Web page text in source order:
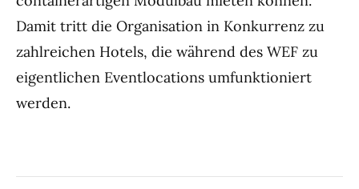
Damit tritt die Organisation in Konkurrenz zu
zahlreichen Hotels, die während des WEF zu
eigentlichen Eventlocations umfunktioniert
werden.